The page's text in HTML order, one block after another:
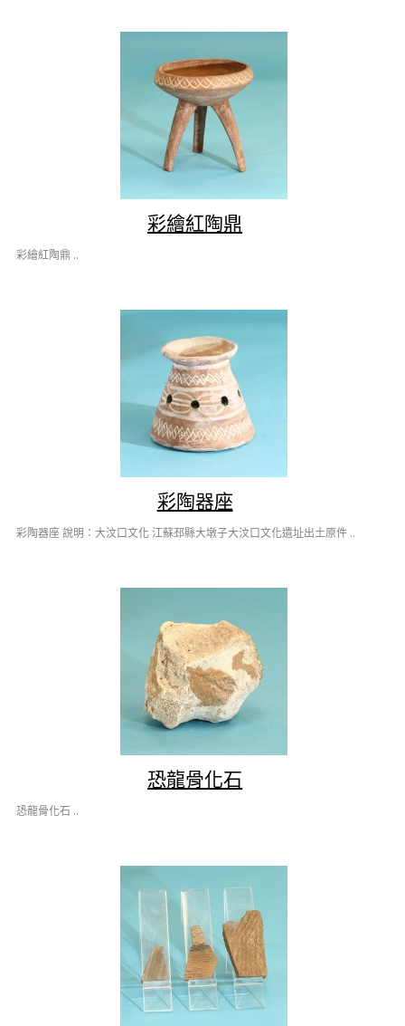
彩繪紅陶鼎
彩繪紅陶鼎 ..
彩陶器座
彩陶器座 說明：大汶口文化 江蘇邳縣大墩子大汶口文化遺址出土原件 ..
恐龍骨化石
恐龍骨化石 ..